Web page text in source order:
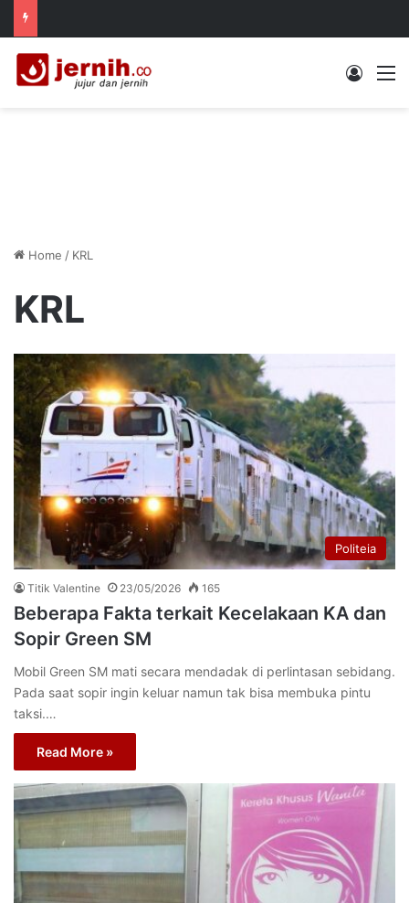
Log In
Home / KRL
KRL
Politeia
Titik Valentine 23/05/2026 165
Beberapa Fakta terkait Kecelakaan KA dan
Sopir Green SM
Mobil Green SM mati secara mendadak di perlintasan sebidang.
Pada saat sopir ingin keluar namun tak bisa membuka pintu
taksi.…
Read More »